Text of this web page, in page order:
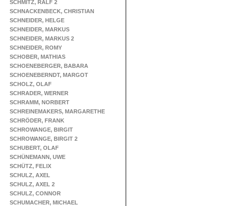
SCHMITZ, RALF 2
SCHNACKENBECK, CHRISTIAN
SCHNEIDER, HELGE
SCHNEIDER, MARKUS
SCHNEIDER, MARKUS 2
SCHNEIDER, ROMY
SCHOBER, MATHIAS
SCHOENEBERGER, BABARA
SCHOENEBERNDT, MARGOT
SCHOLZ, OLAF
SCHRADER, WERNER
SCHRAMM, NORBERT
SCHREINEMAKERS, MARGARETHE
SCHRÖDER, FRANK
SCHROWANGE, BIRGIT
SCHROWANGE, BIRGIT 2
SCHUBERT, OLAF
SCHÜNEMANN, UWE
SCHÜTZ, FELIX
SCHULZ, AXEL
SCHULZ, AXEL 2
SCHULZ, CONNOR
SCHUMACHER, MICHAEL